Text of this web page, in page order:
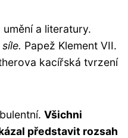
a literatury.
Papež Klement VII.
kacířská tvrzení
Všichni
představit rozsah